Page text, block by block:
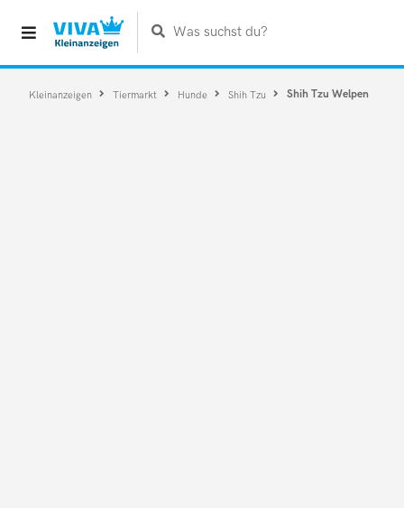
Was suchst du?
Kleinanzeigen Tiermarkt Hunde Shih Tzu Shih Tzu Welpen